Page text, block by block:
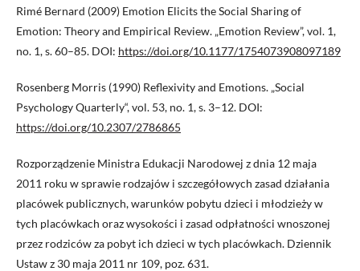
Rimé Bernard (2009) Emotion Elicits the Social Sharing of
Emotion: Theory and Empirical Review. „Emotion Review”, vol. 1,
no. 1, s. 60–85. DOI: https://doi.org/10.1177/1754073908097189
Rosenberg Morris (1990) Reflexivity and Emotions. „Social
Psychology Quarterly“, vol. 53, no. 1, s. 3–12. DOI:
https://doi.org/10.2307/2786865
Rozporządzenie Ministra Edukacji Narodowej z dnia 12 maja
2011 roku w sprawie rodzajów i szczegółowych zasad działania
placówek publicznych, warunków pobytu dzieci i młodzieży w
tych placówkach oraz wysokości i zasad odpłatności wnoszonej
przez rodziców za pobyt ich dzieci w tych placówkach. Dziennik
Ustaw z 30 maja 2011 nr 109, poz. 631.